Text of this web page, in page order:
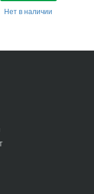
Нет в наличии